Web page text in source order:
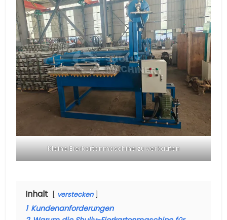
Kleine Eierkartonmaschine zu verkaufen
Inhalt verstecken
1 Kundenanforderungen